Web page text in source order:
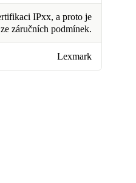
IPxx, a proto je
záručních podmínek.
Lexmark